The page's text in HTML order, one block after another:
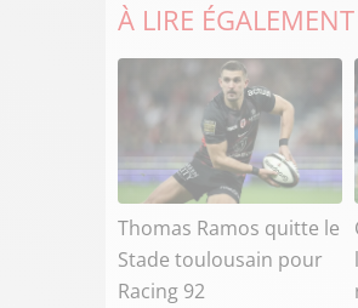
À LIRE ÉGALEMENT
Thomas Ramos quitte le
Stade toulousain pour
Racing 92